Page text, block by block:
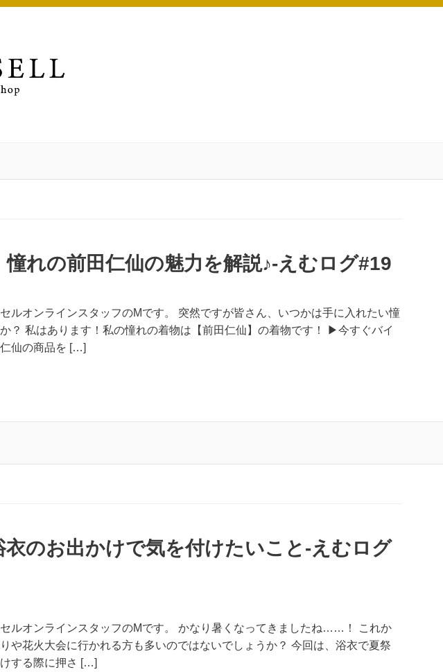
憧れの前田仁仙の魅力を解説♪-えむログ#19
ルオンラインスタッフのMです。 突然ですが皆さん、いつかは手に入れたい憧
？ 私はあります！私の憧れの着物は【前田仁仙】の着物です！ ▶今すぐバイ
仙の商品を […]
衣のお出かけで気を付けたいこと-えむログ
ルオンラインスタッフのMです。 かなり暑くなってきましたね……！ これか
や花火大会に行かれる方も多いのではないでしょうか？ 今回は、浴衣で夏祭
する際に押さ […]